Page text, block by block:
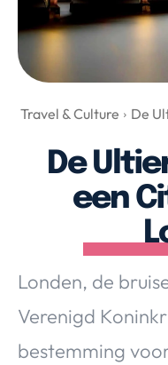
Over Valerie
Food & Drinks Health
Travel & Culture
De
De
een
Londen, de
Verenigd
bestemming